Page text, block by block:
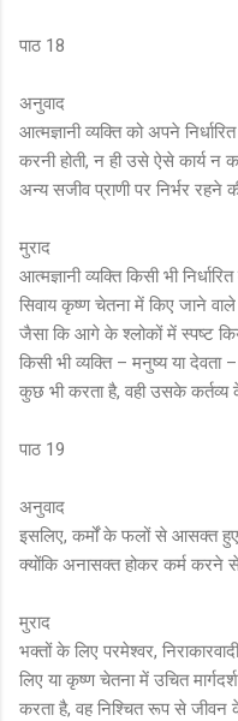
पाठ 18
अनुवाद
आत्मज्ञानी व्यक्ति को अपने
करनी होती, न ही उसे ऐसे कार्य न
अन्य सजीव प्राणी पर निर्भर रहने
मुराद
आत्मज्ञानी व्यक्ति किसी भी
सिवाय कृष्ण चेतना में किए जाने वाले
जैसा कि आगे के श्लोकों में स्पष्ट
किसी भी व्यक्ति – मनुष्य या
कुछ भी करता है, वही उसके कर्तव्य के
पाठ 19
अनुवाद
इसलिए, कर्मों के फलों से आसक्त हुए
क्योंकि अनासक्त होकर कर्म करने से
मुराद
भक्तों के लिए परमेश्वर,
लिए या कृष्ण चेतना में उचित
करता है, वह निश्चित रूप से जीवन